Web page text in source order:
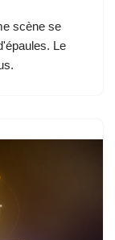
scène se
Le